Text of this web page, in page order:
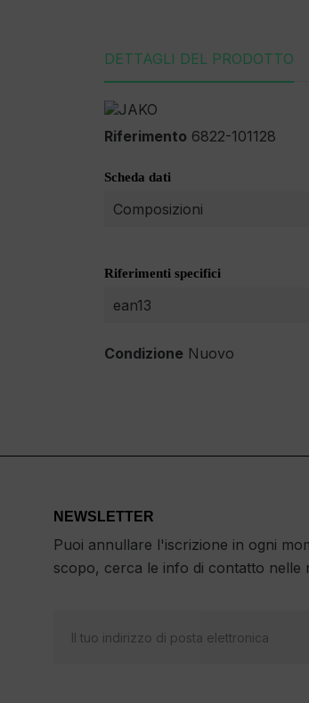
DETTAGLI DEL PRODOTTO
Riferimento 6822-101128
Scheda dati
Composizioni
Riferimenti specifici
ean13
Condizione Nuovo
NEWSLETTER
Puoi annullare l'iscrizione in ogni
scopo, cerca le info di contatto nelle